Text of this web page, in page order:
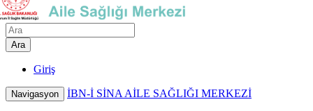
Ara
Giriş
Navigasyon İBN-İ SİNA AİLE SAĞLIĞI MERKEZİ